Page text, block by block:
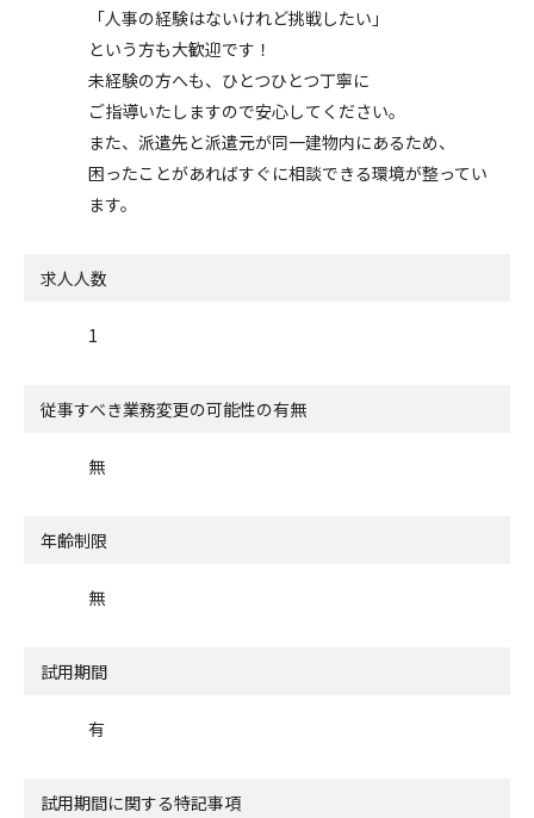
「人事の経験はないけれど挑戦したい」
という方も大歓迎です！
未経験の方へも、ひとつひとつ丁寧に
ご指導いたしますので安心してください。
また、派遣先と派遣元が同一建物内にあるため、
困ったことがあればすぐに相談できる環境が整ってい
ます。
求人人数
1
従事すべき業務変更の可能性の有無
無
年齢制限
無
試用期間
有
試用期間に関する特記事項